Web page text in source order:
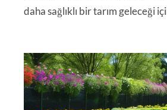
daha sağlıklı bir tarım geleceği